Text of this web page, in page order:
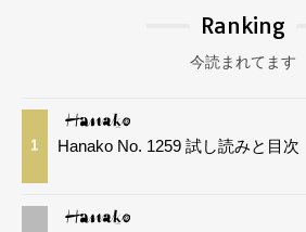
Ranking
今読まれてます
1 Hanako No. 1259 試し読みと目次